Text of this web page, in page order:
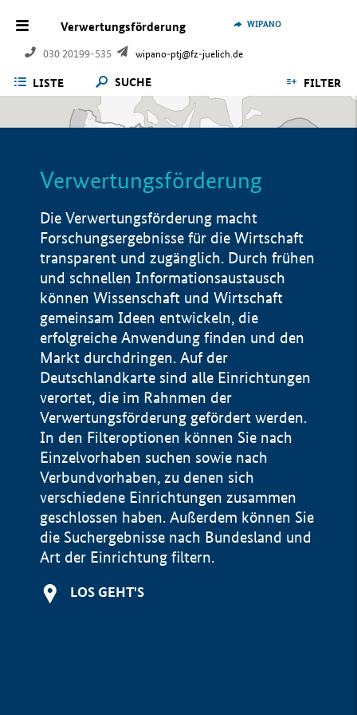
Verwertungsförderung
030 20199-535 wipano-ptj@fz-juelich.de
WIPANO
LISTE SUCHE FILTER
Verwertungsförderung
Die Verwertungsförderung macht
Forschungsergebnisse für die Wirtschaft
transparent und zugänglich. Durch frühen
und schnellen Informationsaustausch
können Wissenschaft und Wirtschaft
gemeinsam Ideen entwickeln, die
erfolgreiche Anwendung finden und den
Markt durchdringen. Auf der
Deutschlandkarte sind alle Einrichtungen
verortet, die im Rahnmen der
Verwertungsförderung gefördert werden.
In den Filteroptionen können Sie nach
Einzelvorhaben suchen sowie nach
Verbundvorhaben, zu denen sich
verschiedene Einrichtungen zusammen
geschlossen haben. Außerdem können Sie
die Suchergebnisse nach Bundesland und
Art der Einrichtung filtern.
LOS GEHT'S